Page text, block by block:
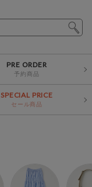
PRE ORDER
予約商品
SPECIAL PRICE
セール商品